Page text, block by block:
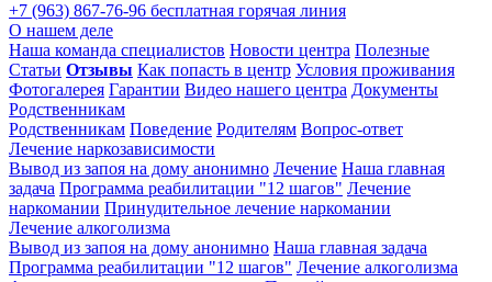
+7 (963) 867-76-96 бесплатная горячая линия
О нашем деле
Наша команда специалистов Новости центра Полезные
Статьи Отзывы Как попасть в центр Условия проживания
Фотогалерея Гарантии Видео нашего центра Документы
Родственникам
Родственникам Поведение Родителям Вопрос-ответ
Лечение наркозависимости
Вывод из запоя на дому анонимно Лечение Наша главная
задача Программа реабилитации "12 шагов" Лечение
наркомании Принудительное лечение наркомании
Лечение алкоголизма
Вывод из запоя на дому анонимно Наша главная задача
Программа реабилитации "12 шагов" Лечение алкоголизма